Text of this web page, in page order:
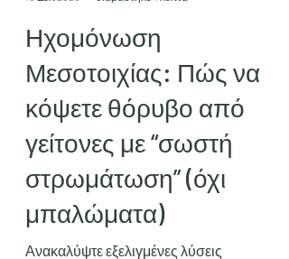
10 Σεπ 2025
διαβάστηκε 4 λεπτά
Ηχομόνωση
Μεσοτοιχίας: Πώς να
κόψετε θόρυβο από
γείτονες με “σωστή
στρωμάτωση” (όχι